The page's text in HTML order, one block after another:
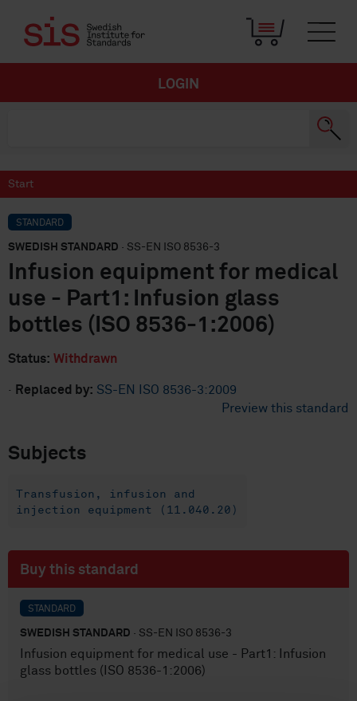
LOGIN
Start
STANDARD
SWEDISH STANDARD · SS-EN ISO 8536-3
Infusion equipment for medical
use - Part1: Infusion glass
bottles (ISO 8536-1:2006)
Status: Withdrawn
· Replaced by: SS-EN ISO 8536-3:2009
Preview this standard
Subjects
Transfusion, infusion and
injection equipment (11.040.20)
Buy this standard
STANDARD
SWEDISH STANDARD · SS-EN ISO 8536-3
Infusion equipment for medical use - Part1: Infusion
glass bottles (ISO 8536-1:2006)